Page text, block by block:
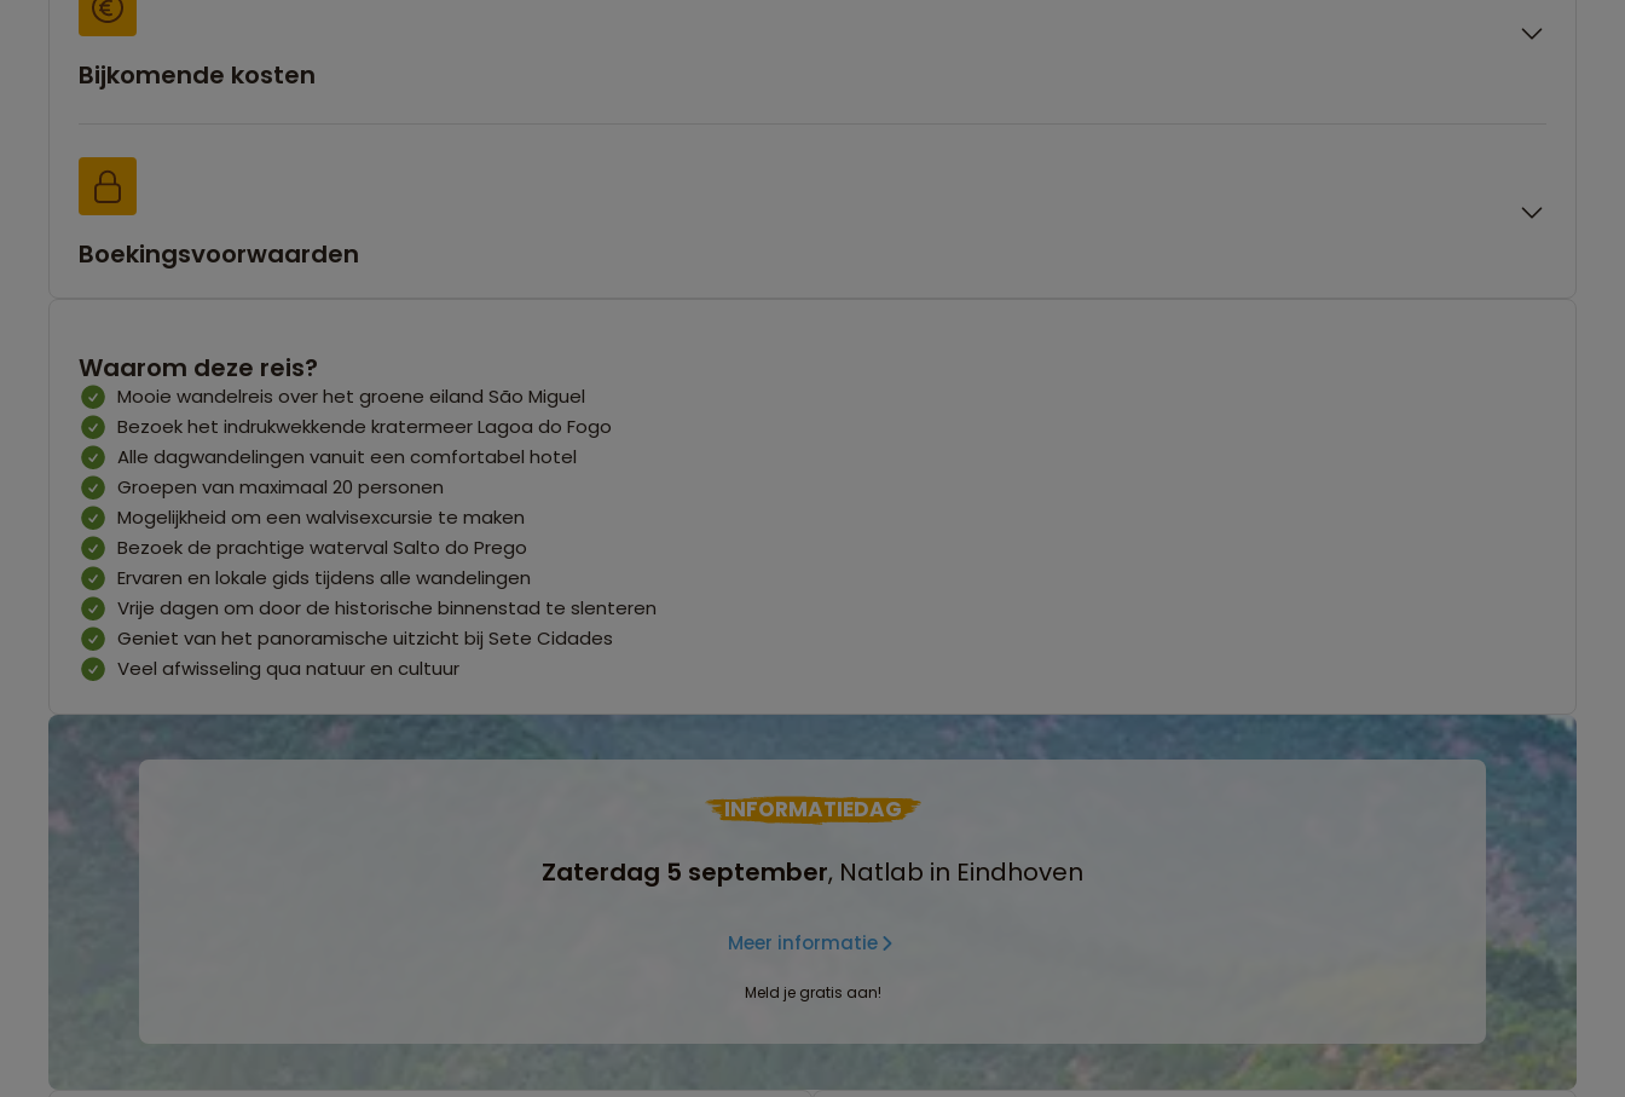
Bijkomende kosten
Boekingsvoorwaarden
Waarom deze reis?
Mooie wandelreis over het groene eiland São Miguel
Bezoek het indrukwekkende kratermeer Lagoa do Fogo
Alle dagwandelingen vanuit een comfortabel hotel
Groepen van maximaal 20 personen
Mogelijkheid om een walvisexcursie te maken
Bezoek de prachtige waterval Salto do Prego
Ervaren en lokale gids tijdens alle wandelingen
Vrije dagen om door de historische binnenstad te slenteren
Geniet van het panoramische uitzicht bij Sete Cidades
Veel afwisseling qua natuur en cultuur
INFORMATIEDAG
Zaterdag 5 september, Natlab in Eindhoven
Meer informatie
Meld je gratis aan!